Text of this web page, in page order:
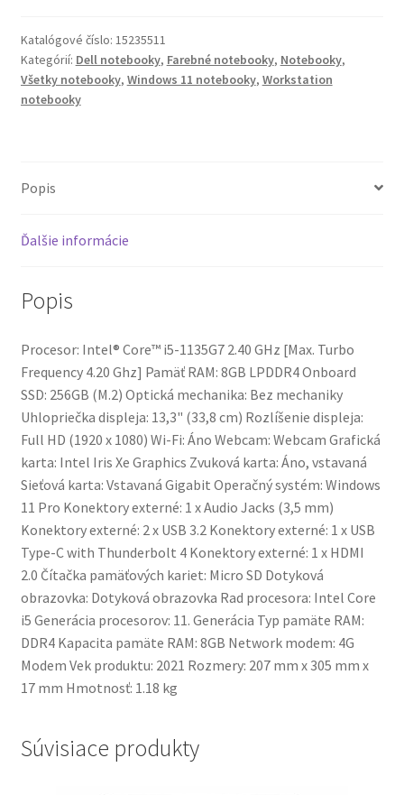
5320
(8GB)
(Touchscreen)
Katalógové číslo: 15235511
Kategórií: Dell notebooky, Farebné notebooky, Notebooky,
Všetky notebooky, Windows 11 notebooky, Workstation
notebooky
Popis
Ďalšie informácie
Popis
Procesor: Intel® Core™ i5-1135G7 2.40 GHz [Max. Turbo
Frequency 4.20 Ghz] Pamäť RAM: 8GB LPDDR4 Onboard
SSD: 256GB (M.2) Optická mechanika: Bez mechaniky
Uhlopriečka displeja: 13,3" (33,8 cm) Rozlíšenie displeja:
Full HD (1920 x 1080) Wi-Fi: Áno Webcam: Webcam Grafická
karta: Intel Iris Xe Graphics Zvuková karta: Áno, vstavaná
Sieťová karta: Vstavaná Gigabit Operačný systém: Windows
11 Pro Konektory externé: 1 x Audio Jacks (3,5 mm)
Konektory externé: 2 x USB 3.2 Konektory externé: 1 x USB
Type-C with Thunderbolt 4 Konektory externé: 1 x HDMI
2.0 Čítačka pamäťových kariet: Micro SD Dotyková
obrazovka: Dotyková obrazovka Rad procesora: Intel Core
i5 Generácia procesorov: 11. Generácia Typ pamäte RAM:
DDR4 Kapacita pamäte RAM: 8GB Network modem: 4G
Modem Vek produktu: 2021 Rozmery: 207 mm x 305 mm x
17 mm Hmotnosť: 1.18 kg
Súvisiace produkty